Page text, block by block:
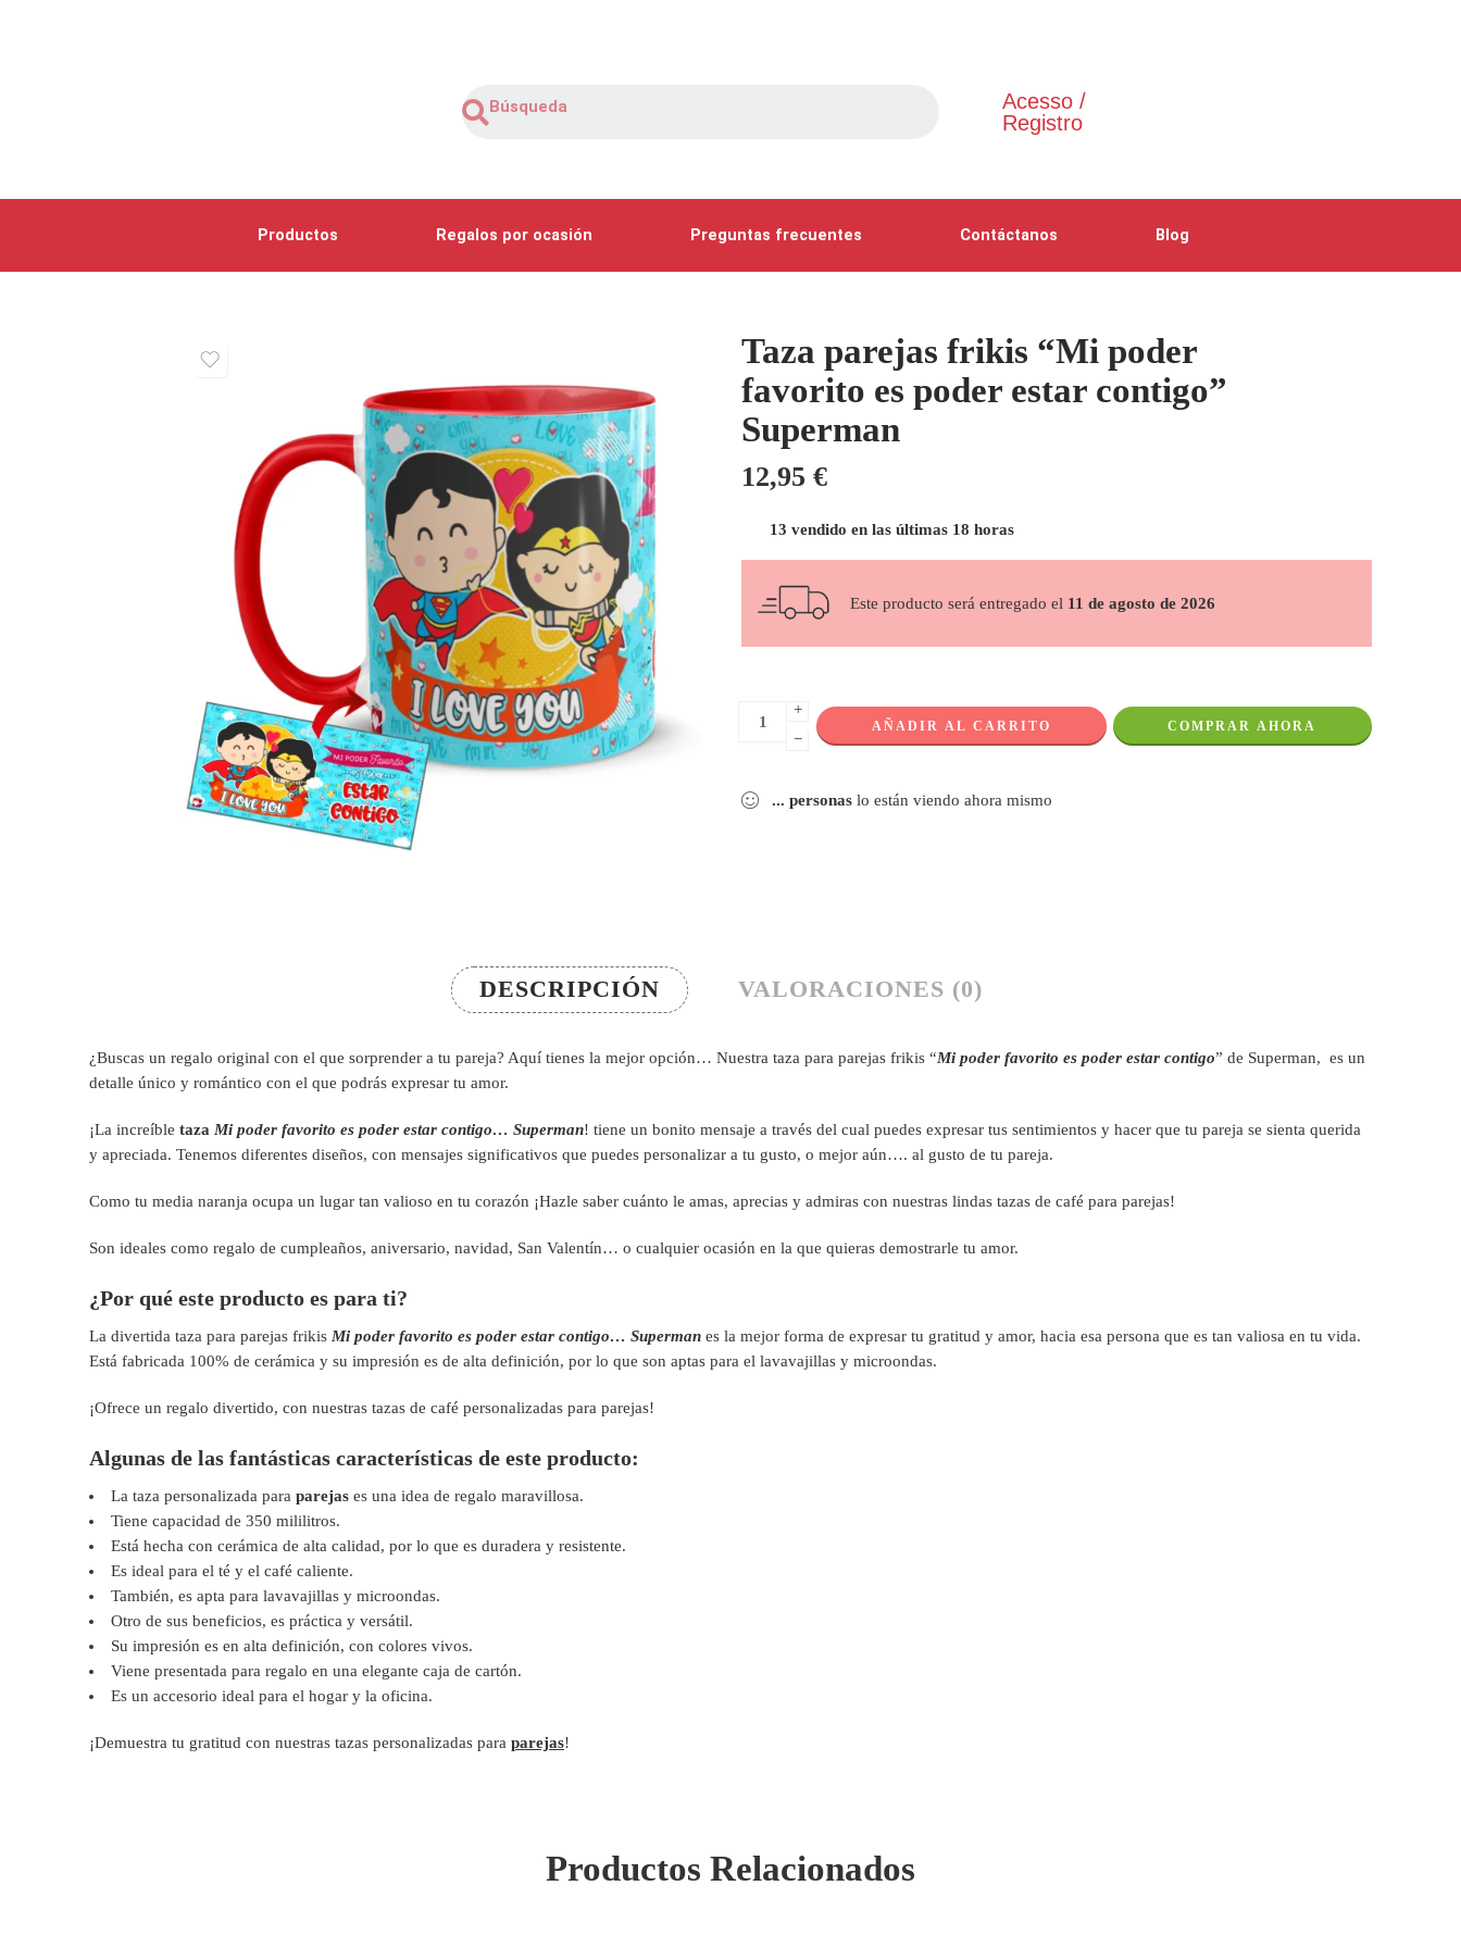
Acesso /
Registro
Productos Regalos por ocasión Preguntas frecuentes Contáctanos Blog
Taza parejas frikis “Mi poder
favorito es poder estar contigo”
Superman
12,95 €
13 vendido en las últimas 18 horas
Este producto será entregado el 11 de agosto de 2026
+
−
AÑADIR AL CARRITO COMPRAR AHORA
... personas lo están viendo ahora mismo
DESCRIPCIÓN VALORACIONES (0)
¿Buscas un regalo original con el que sorprender a tu pareja? Aquí tienes la mejor opción… Nuestra taza para parejas frikis “Mi poder favorito es poder estar contigo” de Superman, es un
detalle único y romántico con el que podrás expresar tu amor.
¡La increíble taza Mi poder favorito es poder estar contigo… Superman! tiene un bonito mensaje a través del cual puedes expresar tus sentimientos y hacer que tu pareja se sienta querida
y apreciada. Tenemos diferentes diseños, con mensajes significativos que puedes personalizar a tu gusto, o mejor aún…. al gusto de tu pareja.
Como tu media naranja ocupa un lugar tan valioso en tu corazón ¡Hazle saber cuánto le amas, aprecias y admiras con nuestras lindas tazas de café para parejas!
Son ideales como regalo de cumpleaños, aniversario, navidad, San Valentín… o cualquier ocasión en la que quieras demostrarle tu amor.
¿Por qué este producto es para ti?
La divertida taza para parejas frikis Mi poder favorito es poder estar contigo… Superman es la mejor forma de expresar tu gratitud y amor, hacia esa persona que es tan valiosa en tu vida.
Está fabricada 100% de cerámica y su impresión es de alta definición, por lo que son aptas para el lavavajillas y microondas.
¡Ofrece un regalo divertido, con nuestras tazas de café personalizadas para parejas!
Algunas de las fantásticas características de este producto:
La taza personalizada para parejas es una idea de regalo maravillosa.
Tiene capacidad de 350 mililitros.
Está hecha con cerámica de alta calidad, por lo que es duradera y resistente.
Es ideal para el té y el café caliente.
También, es apta para lavavajillas y microondas.
Otro de sus beneficios, es práctica y versátil.
Su impresión es en alta definición, con colores vivos.
Viene presentada para regalo en una elegante caja de cartón.
Es un accesorio ideal para el hogar y la oficina.
¡Demuestra tu gratitud con nuestras tazas personalizadas para parejas!
Productos Relacionados